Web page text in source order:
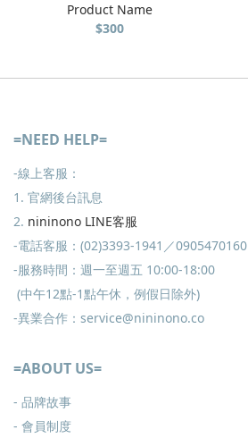
Product Name
$300
=NEED HELP=
-線上客服：
1. 官網後台訊息
2. nininono LINE客服
-電話客服：(02)3393-1941／0905470160
-服務時間：週一至週五 10:00-18:00
(中午12點-1點午休，例假日除外)
-異業合作：service@nininono.co
=ABOUT US=
- 品牌故事
- 會員制度